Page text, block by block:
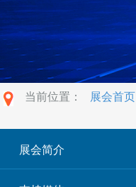
当前位置： 展会首页
展会简介